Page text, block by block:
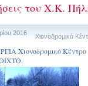
του Χ.Κ.
2016
Χιονοδρομικά
Χιονοδρομικό Κέντρο